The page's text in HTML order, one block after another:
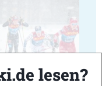
26 lesen?